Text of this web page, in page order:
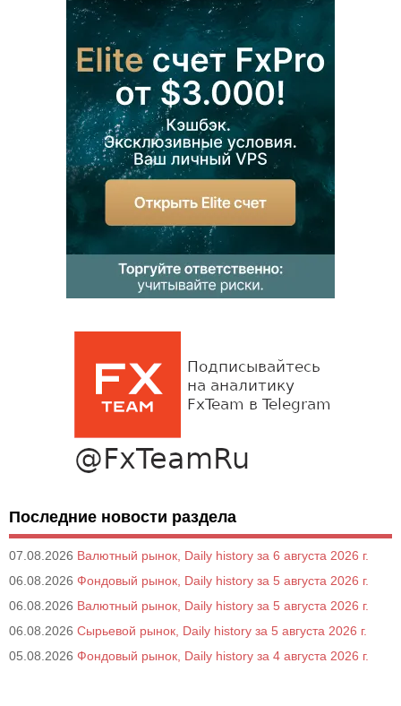
Последние новости раздела
07.08.2026 Валютный рынок, Daily history за 6 августа 2026 г.
06.08.2026 Фондовый рынок, Daily history за 5 августа 2026 г.
06.08.2026 Валютный рынок, Daily history за 5 августа 2026 г.
06.08.2026 Сырьевой рынок, Daily history за 5 августа 2026 г.
05.08.2026 Фондовый рынок, Daily history за 4 августа 2026 г.